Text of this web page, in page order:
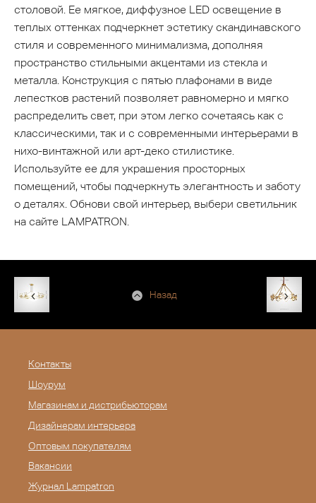
столовой. Ее мягкое, диффузное LED освещение в
теплых оттенках подчеркнет эстетику скандинавского
стиля и современного минимализма, дополняя
пространство стильными акцентами из стекла и
металла. Конструкция с пятью плафонами в виде
лепестков растений позволяет равномерно и мягко
распределить свет, при этом легко сочетаясь как с
классическими, так и с современными интерьерами в
нихо-винтажной или арт-деко стилистике.
Используйте ее для украшения просторных
помещений, чтобы подчеркнуть элегантность и заботу
о деталях. Обнови свой интерьер, выбери светильник
на сайте LAMPATRON.
Назад
Контакты
Шоурум
Магазинам и дистрибьюторам
Дизайнерам интерьера
Оптовым покупателям
Вакансии
Журнал Lampatron